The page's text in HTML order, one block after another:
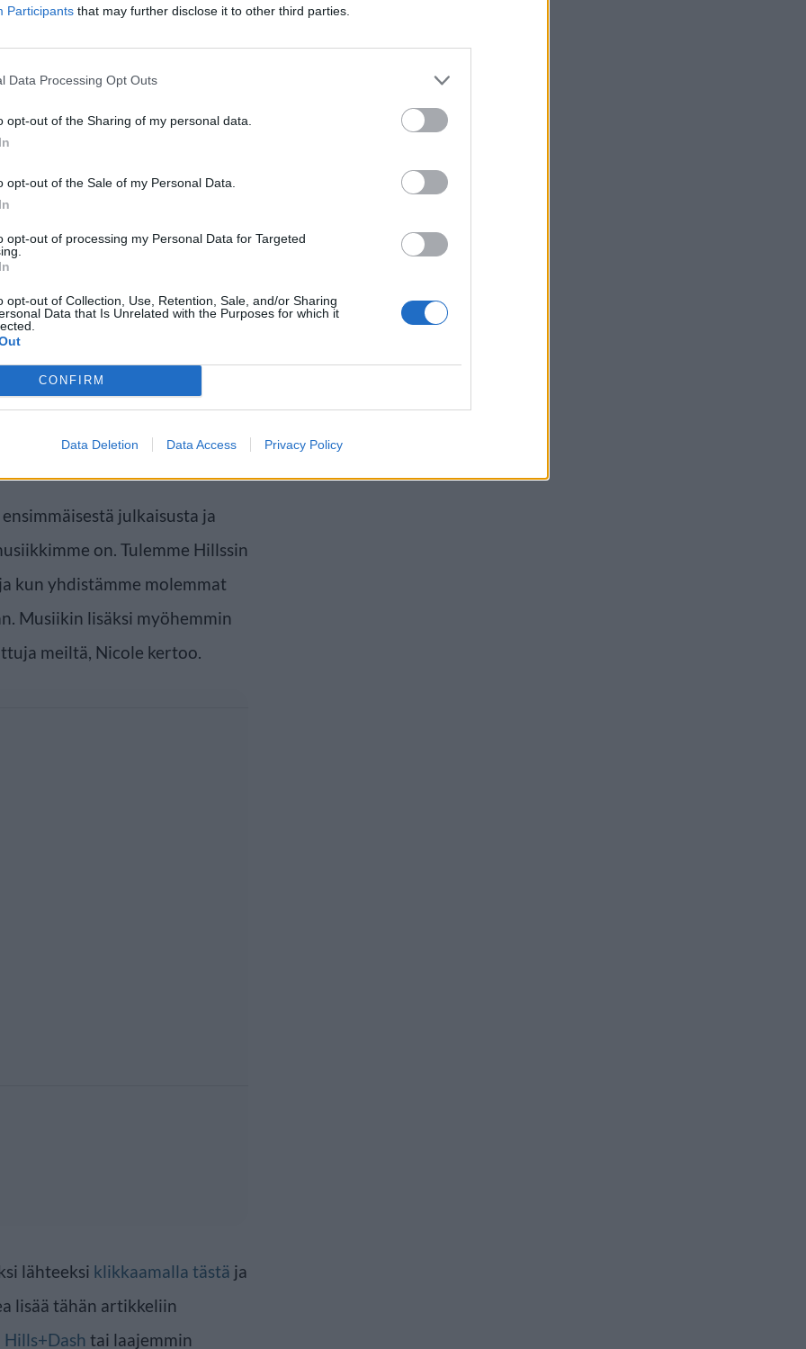
Participants that may further disclose it to other third parties.
Data Processing Opt Outs
opt-out of the Sharing of my personal data.
opt-out of the Sale of my Personal Data.
opt-out of processing my Personal Data for Targeted
opt-out of Collection, Use, Retention, Sale, and/or Sharing
Data that Is Unrelated with the Purposes for which it
CONFIRM
Data Deletion Data Access Privacy Policy
musiikkia merkittävillä
of Sound ja Mau5trap.
1 Airplay sija M’Blackin
on tehnyt musiikkia
Keatingin kanssa.
julkaisusta ja
on. Tulemme Hillssin
kun yhdistämme molemmat
Musiikin lisäksi myöhemmin
meiltä, Nicole kertoo.
lähteeksi klikkaamalla tästä ja
lisää tähän artikkeliin
Hills+Dash tai laajemmin